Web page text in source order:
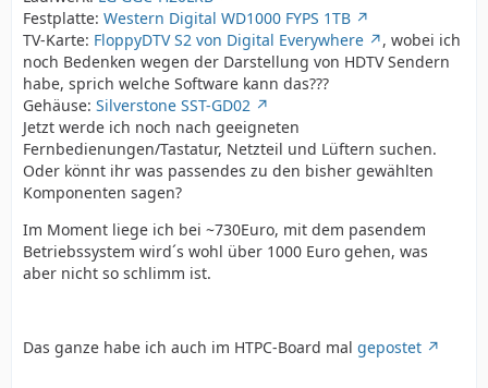
Festplatte: Western Digital WD1000 FYPS 1TB
TV-Karte: FloppyDTV S2 von Digital Everywhere
, wobei ich
noch Bedenken wegen der Darstellung von HDTV Sendern
habe, sprich welche Software kann das???
Gehäuse: Silverstone SST-GD02
Jetzt werde ich noch nach geeigneten
Fernbedienungen/Tastatur, Netzteil und Lüftern suchen.
Oder könnt ihr was passendes zu den bisher gewählten
Komponenten sagen?
Im Moment liege ich bei ~730Euro, mit dem pasendem
Betriebssystem wird´s wohl über 1000 Euro gehen, was
aber nicht so schlimm ist.
Das ganze habe ich auch im HTPC-Board mal gepostet